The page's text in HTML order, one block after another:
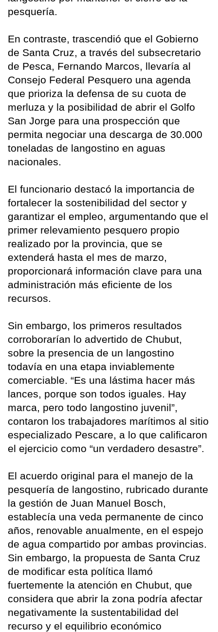
pesquería.
En contraste, trascendió que el Gobierno
de Santa Cruz, a través del subsecretario
de Pesca, Fernando Marcos, llevaría al
Consejo Federal Pesquero una agenda
que prioriza la defensa de su cuota de
merluza y la posibilidad de abrir el Golfo
San Jorge para una prospección que
permita negociar una descarga de 30.000
toneladas de langostino en aguas
nacionales.
El funcionario destacó la importancia de
fortalecer la sostenibilidad del sector y
garantizar el empleo, argumentando que el
primer relevamiento pesquero propio
realizado por la provincia, que se
extenderá hasta el mes de marzo,
proporcionará información clave para una
administración más eficiente de los
recursos.
Sin embargo, los primeros resultados
corroborarían lo advertido de Chubut,
sobre la presencia de un langostino
todavía en una etapa inviablemente
comerciable. “Es una lástima hacer más
lances, porque son todos iguales. Hay
marca, pero todo langostino juvenil”,
contaron los trabajadores marítimos al sitio
especializado Pescare, a lo que calificaron
el ejercicio como “un verdadero desastre”.
El acuerdo original para el manejo de la
pesquería de langostino, rubricado durante
la gestión de Juan Manuel Bosch,
establecía una veda permanente de cinco
años, renovable anualmente, en el espejo
de agua compartido por ambas provincias.
Sin embargo, la propuesta de Santa Cruz
de modificar esta política llamó
fuertemente la atención en Chubut, que
considera que abrir la zona podría afectar
negativamente la sustentabilidad del
recurso y el equilibrio económico